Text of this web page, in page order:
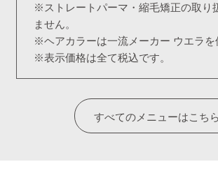
※ストレートパーマ・縮毛矯正の取り
ません。
※ヘアカラーは一流メーカー ウエラを
※表示価格は全て税込です。
すべてのメニューはこちら